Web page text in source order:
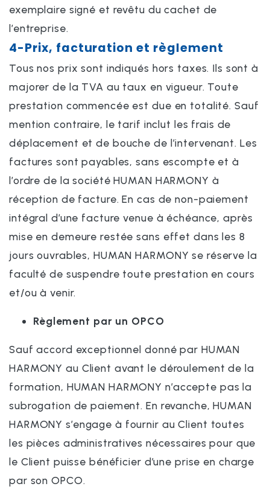
exemplaire signé et revêtu du cachet de
l’entreprise.
4-Prix, facturation et règlement
Tous nos prix sont indiqués hors taxes. Ils sont à
majorer de la TVA au taux en vigueur. Toute
prestation commencée est due en totalité. Sauf
mention contraire, le tarif inclut les frais de
déplacement et de bouche de l’intervenant. Les
factures sont payables, sans escompte et à
l’ordre de la société HUMAN HARMONY à
réception de facture. En cas de non-paiement
intégral d’une facture venue à échéance, après
mise en demeure restée sans effet dans les 8
jours ouvrables, HUMAN HARMONY se réserve la
faculté de suspendre toute prestation en cours
et/ou à venir.
Règlement par un OPCO
Sauf accord exceptionnel donné par HUMAN
HARMONY au Client avant le déroulement de la
formation, HUMAN HARMONY n’accepte pas la
subrogation de paiement. En revanche, HUMAN
HARMONY s’engage à fournir au Client toutes
les pièces administratives nécessaires pour que
le Client puisse bénéficier d’une prise en charge
par son OPCO.